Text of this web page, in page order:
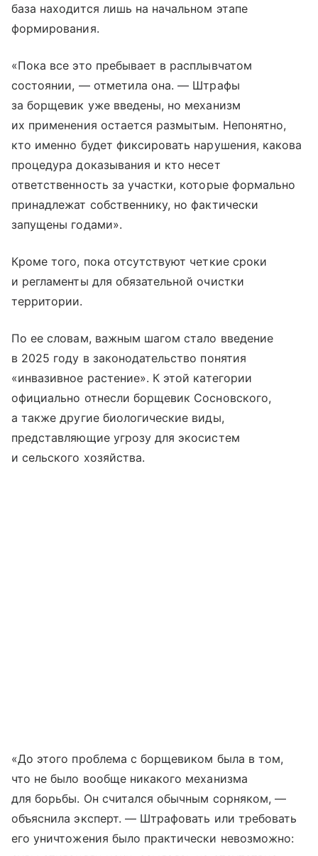
база находится лишь на начальном этапе
формирования.
«Пока все это пребывает в расплывчатом
состоянии, — отметила она. — Штрафы
за борщевик уже введены, но механизм
их применения остается размытым. Непонятно,
кто именно будет фиксировать нарушения, какова
процедура доказывания и кто несет
ответственность за участки, которые формально
принадлежат собственнику, но фактически
запущены годами».
Кроме того, пока отсутствуют четкие сроки
и регламенты для обязательной очистки
территории.
По ее словам, важным шагом стало введение
в 2025 году в законодательство понятия
«инвазивное растение». К этой категории
официально отнесли борщевик Сосновского,
а также другие биологические виды,
представляющие угрозу для экосистем
и сельского хозяйства.
«До этого проблема с борщевиком была в том,
что не было вообще никакого механизма
для борьбы. Он считался обычным сорняком, —
объяснила эксперт. — Штрафовать или требовать
его уничтожения было практически невозможно: